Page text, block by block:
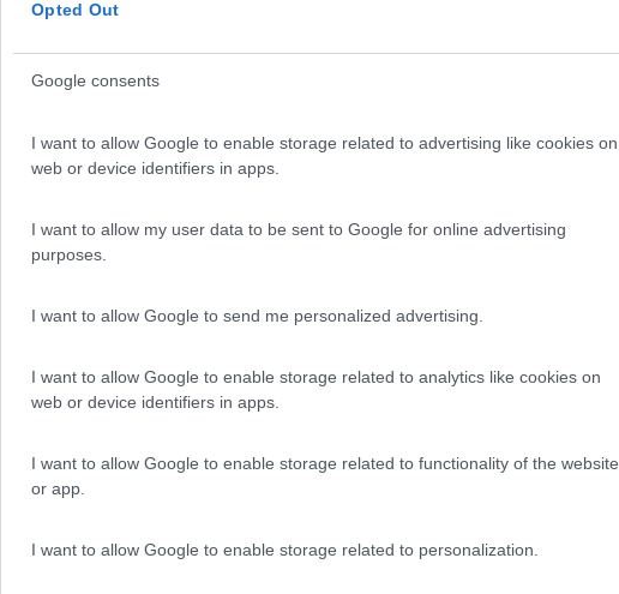
Opted Out
Google consents
I want to allow Google to enable storage related to advertising like cookies on
web or device identifiers in apps.
I want to allow my user data to be sent to Google for online advertising
purposes.
I want to allow Google to send me personalized advertising.
I want to allow Google to enable storage related to analytics like cookies on
web or device identifiers in apps.
I want to allow Google to enable storage related to functionality of the website
or app.
I want to allow Google to enable storage related to personalization.